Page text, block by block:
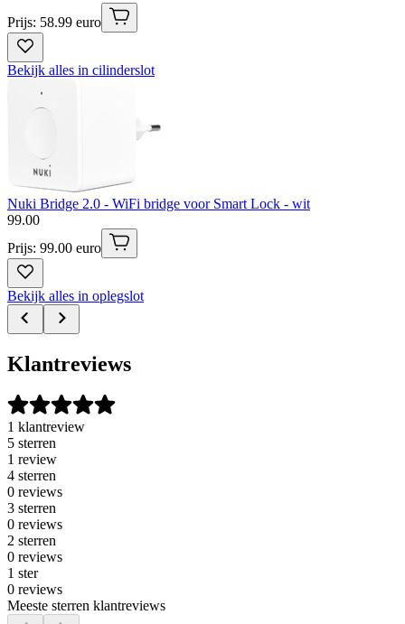
Prijs: 58.99 euro
Bekijk alles in cilinderslot
Nuki Bridge 2.0 - WiFi bridge voor Smart Lock - wit
99.00
Prijs: 99.00 euro
Bekijk alles in oplegslot
Klantreviews
1 klantreview
5 sterren
1 review
4 sterren
0 reviews
3 sterren
0 reviews
2 sterren
0 reviews
1 ster
0 reviews
Meeste sterren klantreviews